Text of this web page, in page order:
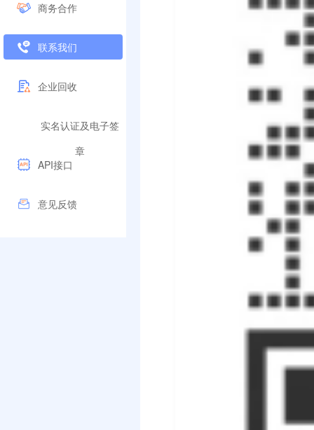
商务合作
联系我们
企业回收
实名认证及电子签
章
API接口
意见反馈